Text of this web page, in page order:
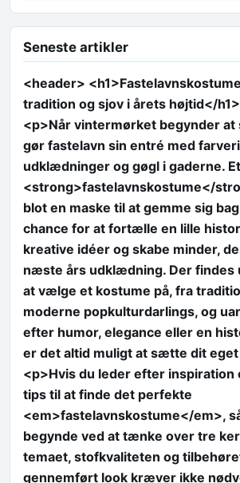
Seneste artikler
<header>
tradition og sjov i årets højtid</
<p>Når vintermørket begynder at
gør fastelavn sin entré med
udklædninger og gøgl i gaderne. Et
<strong>fastelavnskostume</
blot en maske til at gemme sig
chance for at fortælle en lille
kreative idéer og skabe minder,
næste års udklædning. Der findes
at vælge et kostume på, fra
moderne popkulturdarlings, og
efter humor, elegance eller en
er det altid muligt at sætte dit
<p>Hvis du leder efter inspiration
tips til at finde det perfekte
<em>fastelavnskostume</em>,
begynde ved at tænke over tre
temaet, stofkvaliteten og
gennemført look kræver ikke